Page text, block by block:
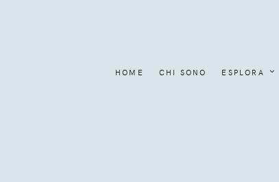
HOME CHI SONO ESPLORA